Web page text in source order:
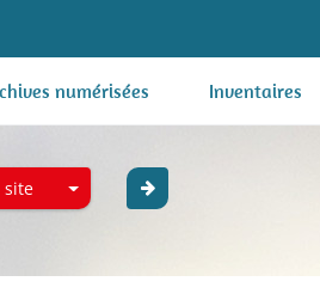
numérisées Inventaires
site